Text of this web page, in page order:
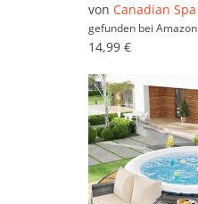
von Canadian Spa
gefunden bei Amazon
14,99 €